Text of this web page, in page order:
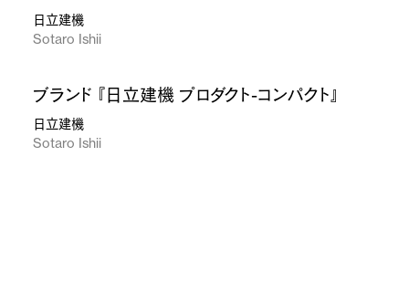
日立建機
Sotaro Ishii
ブランド 『日立建機 プロダクト-コンパクト』
日立建機
Sotaro Ishii